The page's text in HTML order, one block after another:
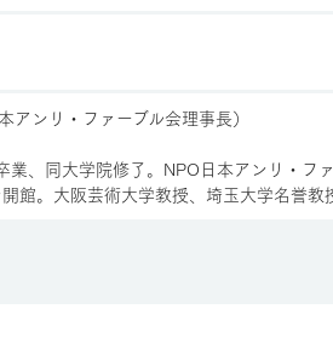
ンリ・ファーブル会理事長）
、同大学院修了。NPO日本アンリ・フ
。大阪芸術大学教授、埼玉大学名誉教